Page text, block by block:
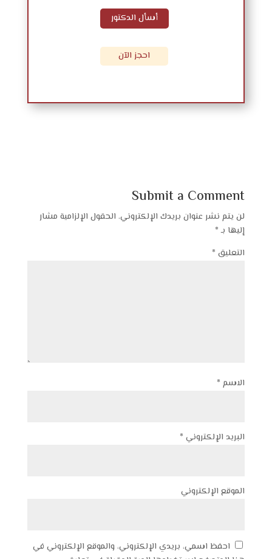
أسأل الدكتور
احجز الآن
Submit a Comment
لن يتم نشر عنوان بريدك الإلكتروني. الحقول الإلزامية مشار
إليها بـ*
التعليق *
الاسم *
البريد الإلكتروني *
الموقع الإلكتروني
احفظ اسمي، بريدي الإلكتروني، والموقع الإلكتروني في